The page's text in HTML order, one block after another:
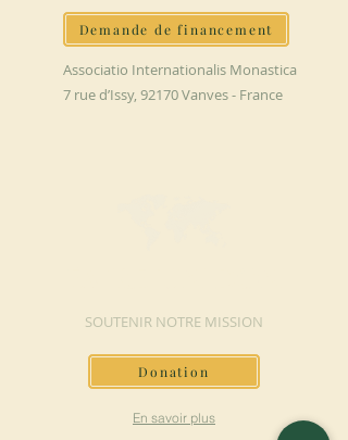
Demande de financement
Associatio Internationalis Monastica
7 rue d’Issy, 92170 Vanves - France
SOUTENIR NOTRE MISSION
Donation
En savoir plus